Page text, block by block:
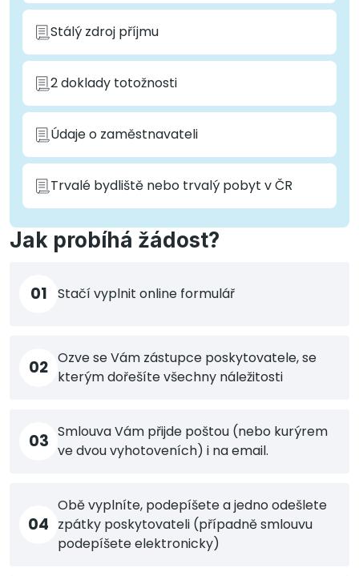
Stálý zdroj příjmu
2 doklady totožnosti
Údaje o zaměstnavateli
Trvalé bydliště nebo trvalý pobyt v ČR
Jak probíhá žádost?
01 Stačí vyplnit online formulář
02 Ozve se Vám zástupce poskytovatele, se
kterým dořešíte všechny náležitosti
03 Smlouva Vám přijde poštou (nebo kurýrem
ve dvou vyhotoveních) i na email.
04
Obě vyplníte, podepíšete a jedno odešlete
zpátky poskytovateli (případně smlouvu
podepíšete elektronicky)